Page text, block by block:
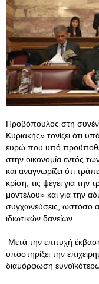
Προβόπουλος στη
Κυριακής» τονίζει ότι
ευρώ που υπό
στην οικονομία εντός
και αναγνωρίζει ότι
κρίση, τις ψέγει για
μοντέλου» και για την
συγχωνεύσεις, ωστόσο
ιδιωτικών δανείων.
Μετά την επιτυχή
υποστηρίξει την
διαμόρφωση